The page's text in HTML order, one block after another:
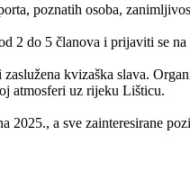
poznatih osoba,
2 do 5 članova i prijaviti se
kvizaška slava.
atmosferi uz rijeku Lišticu.
a sve zainteresirane